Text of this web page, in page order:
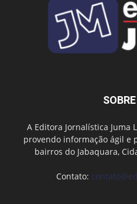
A Editora Jornalística Juma
provendo informação ágil e
bairros do Jabaquara,
Contato: